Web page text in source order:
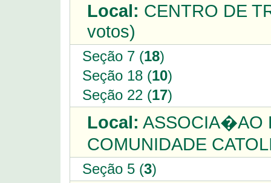
Local: CENTRO DE
votos)
Seção 7 (18)
Seção 18 (10)
Seção 22 (17)
Local: ASSOCIA�AO
COMUNIDADE
Seção 5 (3)